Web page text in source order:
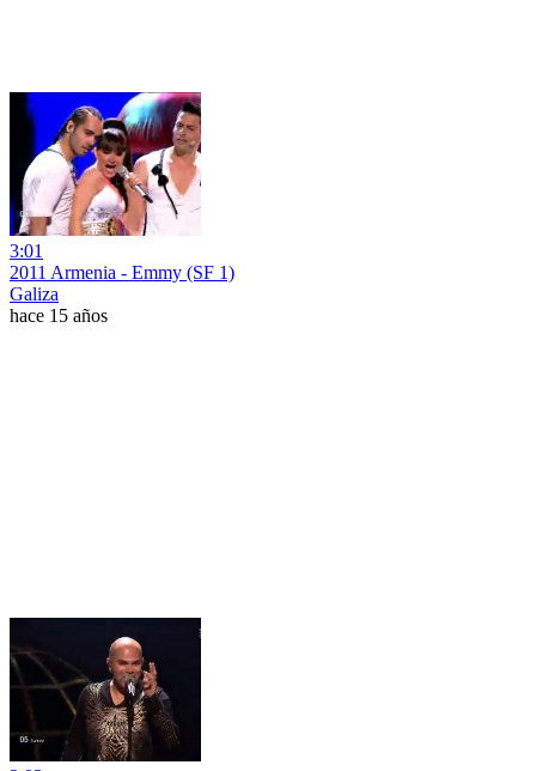
3:01
2011 Armenia - Emmy (SF 1)
Galiza
hace 15 años